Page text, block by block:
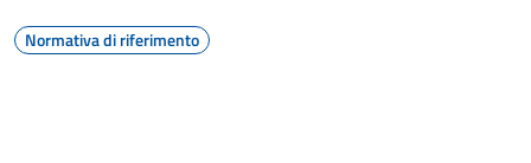
Normativa di riferimento